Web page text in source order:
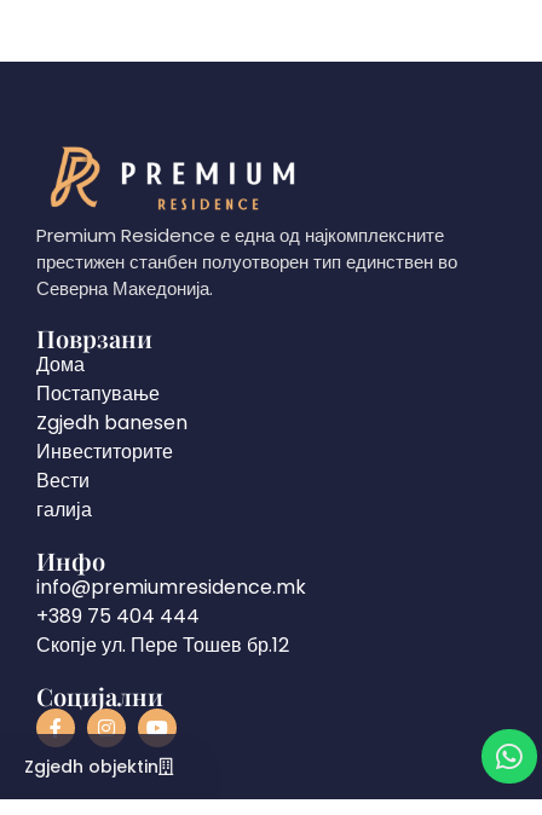
Zgjedh objektin
Premium Residence е една од најкомплексните
престижен станбен полуотворен тип единствен во
Северна Македонија.
Поврзани
Дома
Постапување
Zgjedh banesen
Инвеститорите
Вести
галија
Инфо
info@premiumresidence.mk
+389 75 404 444
Скопје ул. Пере Тошев бр.12
Социјални